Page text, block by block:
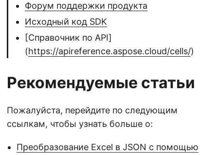
Форум поддержки продукта
Исходный код SDK
[Справочник по API]
(https://apireference.aspose.cloud/cells/)
Рекомендуемые статьи
Пожалуйста, перейдите по следующим
ссылкам, чтобы узнать больше о:
Преобразование Excel в JSON с помощью